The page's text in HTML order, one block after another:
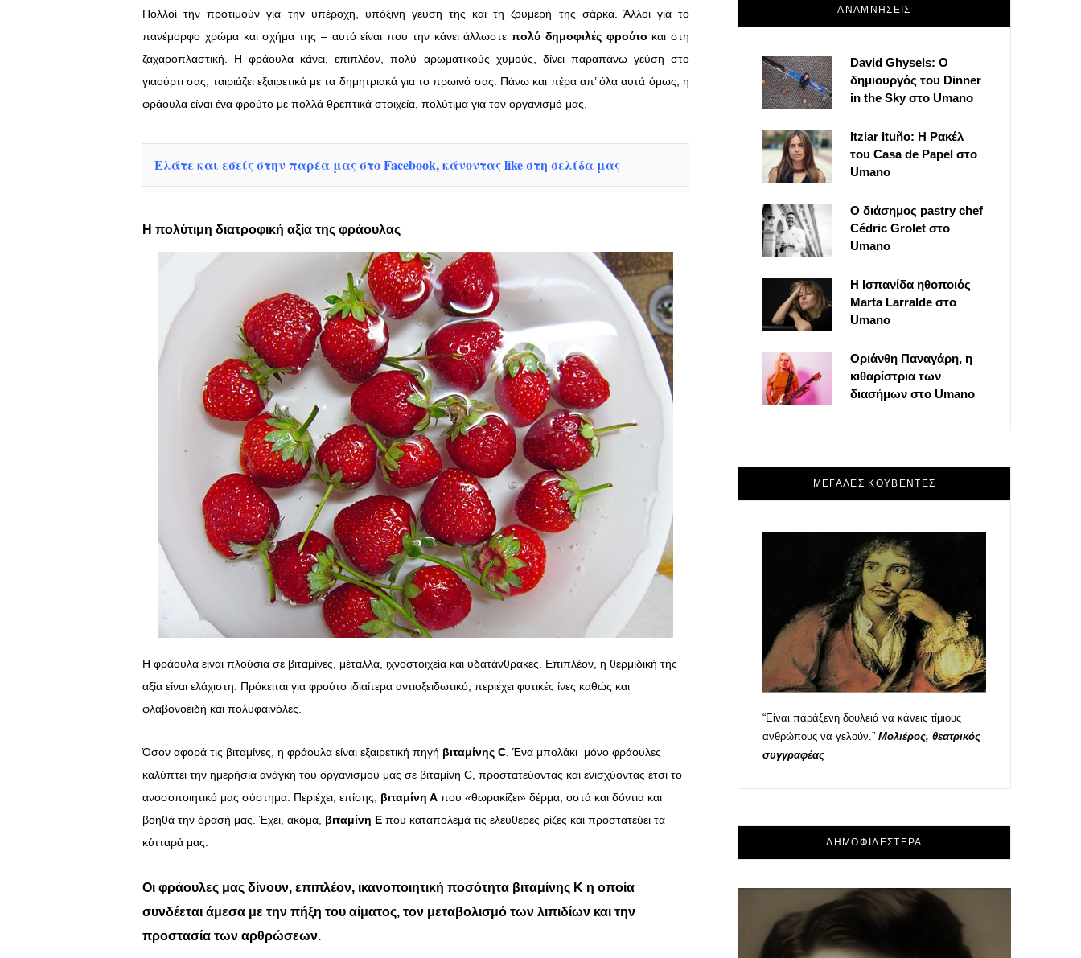
Πολλοί την προτιμούν για την υπέροχη, υπόξινη γεύση της και τη ζουμερή της σάρκα. Άλλοι για το
πανέμορφο χρώμα και σχήμα της – αυτό είναι που την κάνει άλλωστε πολύ δημοφιλές φρούτο και στη
ζαχαροπλαστική. Η φράουλα κάνει, επιπλέον, πολύ αρωματικούς χυμούς, δίνει παραπάνω γεύση στο
γιαούρτι σας, ταιριάζει εξαιρετικά με τα δημητριακά για το πρωινό σας. Πάνω και πέρα απ’ όλα αυτά όμως, η
φράουλα είναι ένα φρούτο με πολλά θρεπτικά στοιχεία, πολύτιμα για τον οργανισμό μας.
Ελάτε και εσείς στην παρέα μας στο Facebook, κάνοντας like στη σελίδα μας
Η πολύτιμη διατροφική αξία της φράουλας
Η φράουλα είναι πλούσια σε βιταμίνες, μέταλλα, ιχνοστοιχεία και υδατάνθρακες. Επιπλέον, η θερμιδική της
αξία είναι ελάχιστη. Πρόκειται για φρούτο ιδιαίτερα αντιοξειδωτικό, περιέχει φυτικές ίνες καθώς και
φλαβονοειδή και πολυφαινόλες.
Όσον αφορά τις βιταμίνες, η φράουλα είναι εξαιρετική πηγή βιταμίνης C . Ένα μπολάκι μόνο φράουλες
καλύπτει την ημερήσια ανάγκη του οργανισμού μας σε βιταμίνη C, προστατεύοντας και ενισχύοντας έτσι το
ανοσοποιητικό μας σύστημα. Περιέχει, επίσης, βιταμίνη Α που «θωρακίζει» δέρμα, οστά και δόντια και
βοηθά την όρασή μας. Έχει, ακόμα, βιταμίνη Ε που καταπολεμά τις ελεύθερες ρίζες και προστατεύει τα
κύτταρά μας.
Οι φράουλες μας δίνουν, επιπλέον, ικανοποιητική ποσότητα βιταμίνης Κ η οποία
συνδέεται άμεσα με την πήξη του αίματος, τον μεταβολισμό των λιπιδίων και την
προστασία των αρθρώσεων.
ΑΝΑΜΝΗΣΕΙΣ
David Ghysels: Ο
δημιουργός του Dinner
in the Sky στο Umano
Itziar Ituño: Η Ρακέλ
του Casa de Papel στο
Umano
Ο διάσημος pastry chef
Cédric Grolet στο
Umano
Η Ισπανίδα ηθοποιός
Marta Larralde στο
Umano
Οριάνθη Παναγάρη, η
κιθαρίστρια των
διασήμων στο Umano
ΜΕΓΑΛΕΣ ΚΟΥΒΕΝΤΕΣ
“Είναι παράξενη δουλειά να κάνεις τίμιους
ανθρώπους να γελούν.” Μολιέρος, θεατρικός
συγγραφέας
ΔΗΜΟΦΙΛΕΣΤΕΡΑ